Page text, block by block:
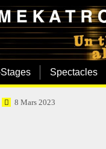
Spectacles
8 Mars 2023